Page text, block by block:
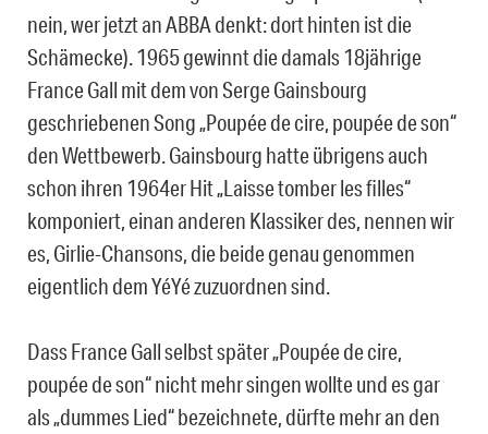
nein, wer jetzt an ABBA denkt: dort hinten ist die
Schämecke). 1965 gewinnt die damals 18jährige
France Gall mit dem von Serge Gainsbourg
geschriebenen Song „Poupée de cire, poupée de son“
den Wettbewerb. Gainsbourg hatte übrigens auch
schon ihren 1964er Hit „Laisse tomber les filles“
komponiert, einan anderen Klassiker des, nennen wir
es, Girlie-Chansons, die beide genau genommen
eigentlich dem YéYé zuzuordnen sind.
Dass France Gall selbst später „Poupée de cire,
poupée de son“ nicht mehr singen wollte und es gar
als „dummes Lied“ bezeichnete, dürfte mehr an den